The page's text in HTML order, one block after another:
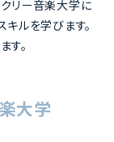
音楽大学への留
リー音楽大学に
ルを学びます。